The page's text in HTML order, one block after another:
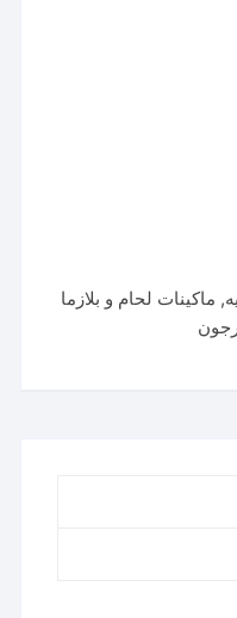
, ماكينات لحام و بلازما